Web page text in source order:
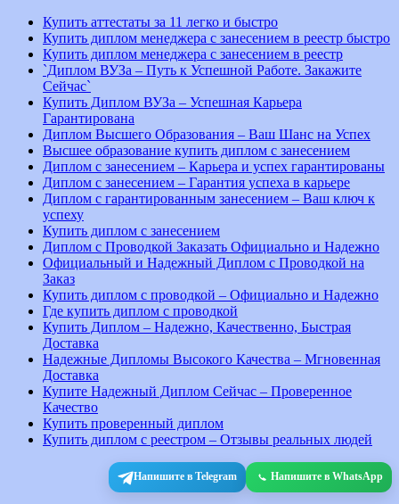
Купить аттестаты за 11 легко и быстро
Купить диплом менеджера с занесением в реестр быстро
Купить диплом менеджера с занесением в реестр
`Диплом ВУЗа – Путь к Успешной Работе. Закажите
Сейчас`
Купить Диплом ВУЗа – Успешная Карьера
Гарантирована
Диплом Высшего Образования – Ваш Шанс на Успех
Высшее образование купить диплом с занесением
Диплом с занесением – Карьера и успех гарантированы
Диплом с занесением – Гарантия успеха в карьере
Диплом с гарантированным занесением – Ваш ключ к
успеху
Купить диплом с занесением
Диплом с Проводкой Заказать Официально и Надежно
Официальный и Надежный Диплом с Проводкой на
Заказ
Купить диплом с проводкой – Официально и Надежно
Где купить диплом с проводкой
Купить Диплом – Надежно, Качественно, Быстрая
Доставка
Надежные Дипломы Высокого Качества – Мгновенная
Доставка
Купите Надежный Диплом Сейчас – Проверенное
Качество
Купить проверенный диплом
Купить диплом с реестром – Отзывы реальных людей
Напишите в Telegram Напишите в WhatsApp